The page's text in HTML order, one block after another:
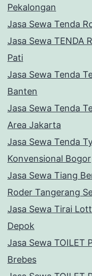
Pekalongan
Jasa Sewa Tenda
Jasa Sewa TENDA
Pati
Jasa Sewa Tenda
Banten
Jasa Sewa Tenda
Area Jakarta
Jasa Sewa Tenda
Konvensional Bogor
Jasa Sewa Tiang
Roder Tangerang
Jasa Sewa Tirai
Depok
Jasa Sewa TOILET
Brebes